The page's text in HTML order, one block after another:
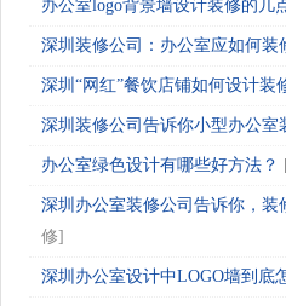
办公室logo背景墙设计装修的几
深圳装修公司：办公室应如何装修
深圳“网红”餐饮店铺如何设计装
深圳装修公司告诉你小型办公室装
办公室绿色设计有哪些好方法？
深圳办公室装修公司告诉你，
修]
深圳办公室设计中LOGO墙到底